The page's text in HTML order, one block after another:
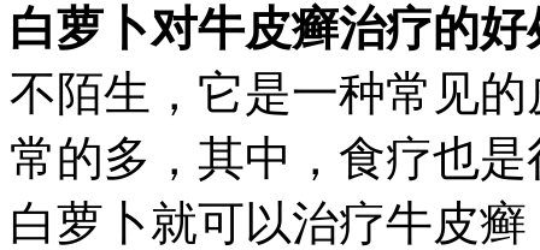
白萝卜对牛皮癣治疗的好
不陌生，它是一种常见
常的多，其中，食疗也
白萝卜就可以治疗牛皮